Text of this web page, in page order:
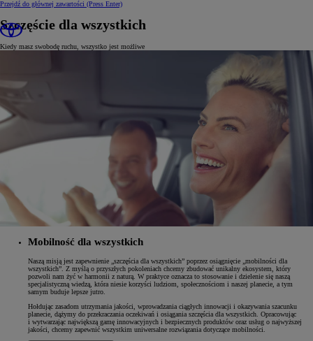
Przejdź do głównej zawartości (Press Enter)
Szczęście dla wszystkich
Kiedy masz swobodę ruchu, wszystko jest możliwe
Mobilność dla wszystkich
Naszą misją jest zapewnienie „szczęścia dla wszystkich” poprzez osiągnięcie „mobilności dla
wszystkich”. Z myślą o przyszłych pokoleniach chcemy zbudować unikalny ekosystem, który
pozwoli nam żyć w harmonii z naturą. W praktyce oznacza to stosowanie i dzielenie się naszą
specjalistyczną wiedzą, która niesie korzyści ludziom, społecznościom i naszej planecie, a tym
samym buduje lepsze jutro.
Hołdując zasadom utrzymania jakości, wprowadzania ciągłych innowacji i okazywania szacunku
planecie, dążymy do przekraczania oczekiwań i osiągania szczęścia dla wszystkich. Opracowując
i wytwarzając największą gamę innowacyjnych i bezpiecznych produktów oraz usług o najwyższej
jakości, chcemy zapewnić wszystkim uniwersalne rozwiązania dotyczące mobilności.